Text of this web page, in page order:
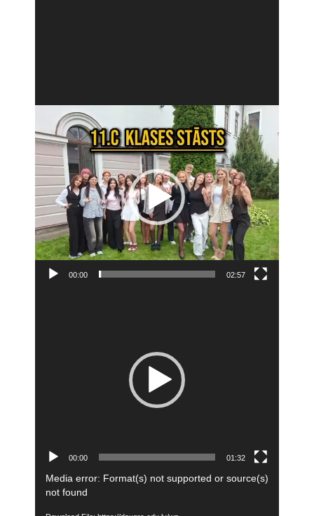
Video
Player
00:00 02:57
00:00 01:32
Video
Player
Media error: Format(s) not supported or source(s)
not found